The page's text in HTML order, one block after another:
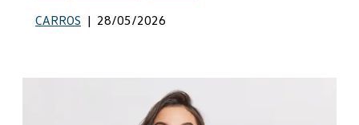
CARROS | 28/05/2026